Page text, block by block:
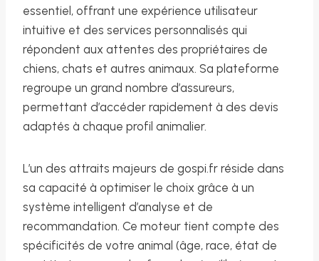
essentiel, offrant une expérience utilisateur
intuitive et des services personnalisés qui
répondent aux attentes des propriétaires de
chiens, chats et autres animaux. Sa plateforme
regroupe un grand nombre d’assureurs,
permettant d’accéder rapidement à des devis
adaptés à chaque profil animalier.
L’un des attraits majeurs de gospi.fr réside dans
sa capacité à optimiser le choix grâce à un
système intelligent d’analyse et de
recommandation. Ce moteur tient compte des
spécificités de votre animal (âge, race, état de